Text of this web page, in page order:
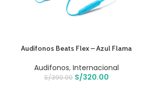
AÑADIR AL CARRITO
Audífonos Beats Flex – Azul Flama
Audifonos,Internacional
S/390.00 S/320.00